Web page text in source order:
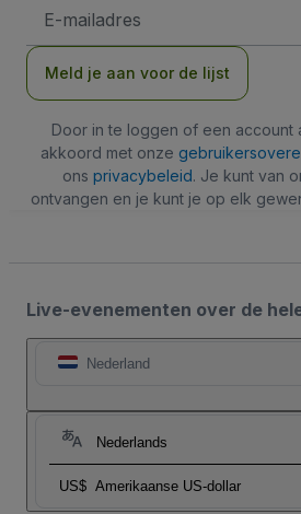
mailadres
Meld je aan voor de lijst
Door in te loggen of een account
akkoord met onze
ons privacybeleid. Je kunt van
ontvangen en je kunt je op elk
Live-evenementen over de
Nederland
Nederlands
US$ Amerikaanse US-dollar